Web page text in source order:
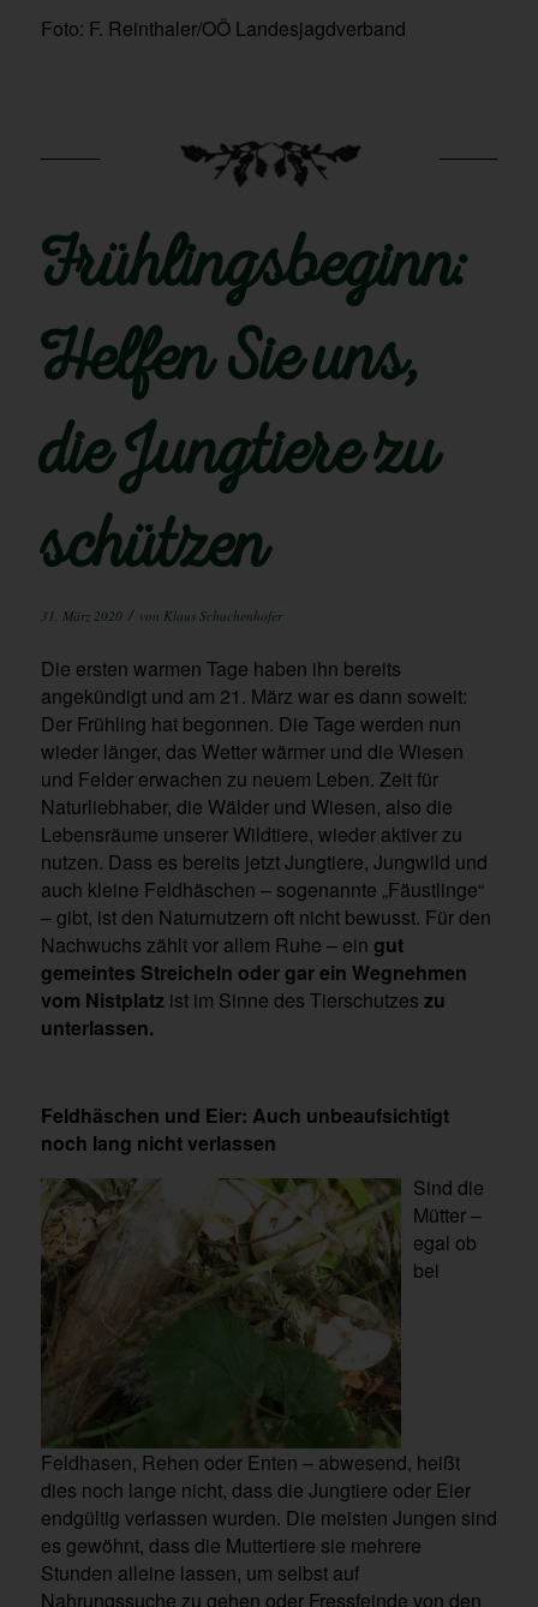
Foto: F. Reinthaler/OÖ Landesjagdverband
Frühlingsbeginn:
Helfen Sie uns,
die Jungtiere zu
schützen
31. März 2020 / von Klaus Schachenhofer
Die ersten warmen Tage haben ihn bereits
angekündigt und am 21. März war es dann soweit:
Der Frühling hat begonnen. Die Tage werden nun
wieder länger, das Wetter wärmer und die Wiesen
und Felder erwachen zu neuem Leben. Zeit für
Naturliebhaber, die Wälder und Wiesen, also die
Lebensräume unserer Wildtiere, wieder aktiver zu
nutzen. Dass es bereits jetzt Jungtiere, Jungwild und
auch kleine Feldhäschen – sogenannte „Fäustlinge“
– gibt, ist den Naturnutzern oft nicht bewusst. Für den
Nachwuchs zählt vor allem Ruhe – ein gut
gemeintes Streicheln oder gar ein Wegnehmen
vom Nistplatzist im Sinne des Tierschutzes zu
unterlassen.
Feldhäschen und Eier: Auch unbeaufsichtigt
noch lang nicht verlassen
Sind die
Mütter –
egal ob
bei
Feldhasen, Rehen oder Enten – abwesend, heißt
dies noch lange nicht, dass die Jungtiere oder Eier
endgültig verlassen wurden. Die meisten Jungen sind
es gewöhnt, dass die Muttertiere sie mehrere
Stunden alleine lassen, um selbst auf
Nahrungssuche zu gehen oder Fressfeinde von den